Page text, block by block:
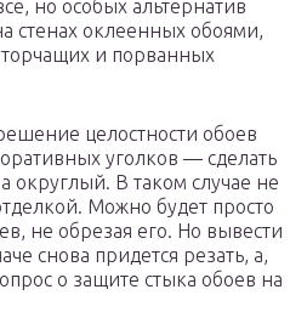
но особых альтернатив
стенах оклеенных обоями,
и порванных
целостности обоев
уголков — сделать
округлый. В таком случае не
Можно будет просто
не обрезая его. Но вывести
снова придется резать, а,
о защите стыка обоев на